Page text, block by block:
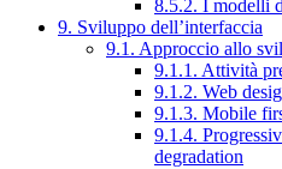
8.5.2. I modelli
9. Sviluppo dell’interfaccia
9.1. Approccio allo
9.1.1. Attività
9.1.2. Web
9.1.3. Mobile
9.1.4.
degradation